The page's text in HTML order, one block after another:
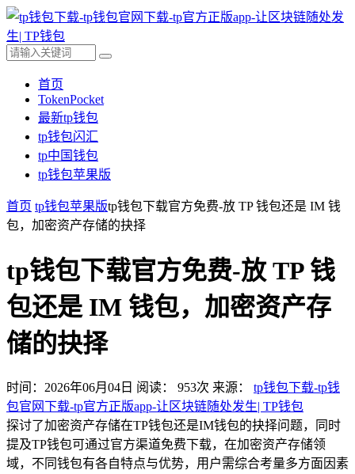
首页
TokenPocket
最新tp钱包
tp钱包闪汇
tp中国钱包
tp钱包苹果版
首页 tp钱包苹果版tp钱包下载官方免费-放 TP 钱包还是 IM 钱
包，加密资产存储的抉择
tp钱包下载官方免费-放 TP 钱
包还是 IM 钱包，加密资产存
储的抉择
时间：2026年06月04日 阅读： 953次 来源： tp钱包下载-tp钱
包官网下载-tp官方正版app-让区块链随处发生| TP钱包
探讨了加密资产存储在TP钱包还是IM钱包的抉择问题，同时
提及TP钱包可通过官方渠道免费下载，在加密资产存储领
域，不同钱包有各自特点与优势，用户需综合考量多方面因素